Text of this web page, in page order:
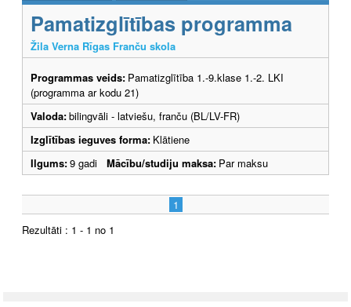
Pamatizglītības programma
Žila Verna Rīgas Franču skola
Programmas veids: Pamatizglītība 1.-9.klase 1.-2. LKI
(programma ar kodu 21)
Valoda:bilingvāli - latviešu, franču (BL/LV-FR)
Izglītības ieguves forma: Klātiene
Ilgums:9 gadi Mācību/studiju maksa: Par maksu
1
Rezultāti : 1 - 1 no 1